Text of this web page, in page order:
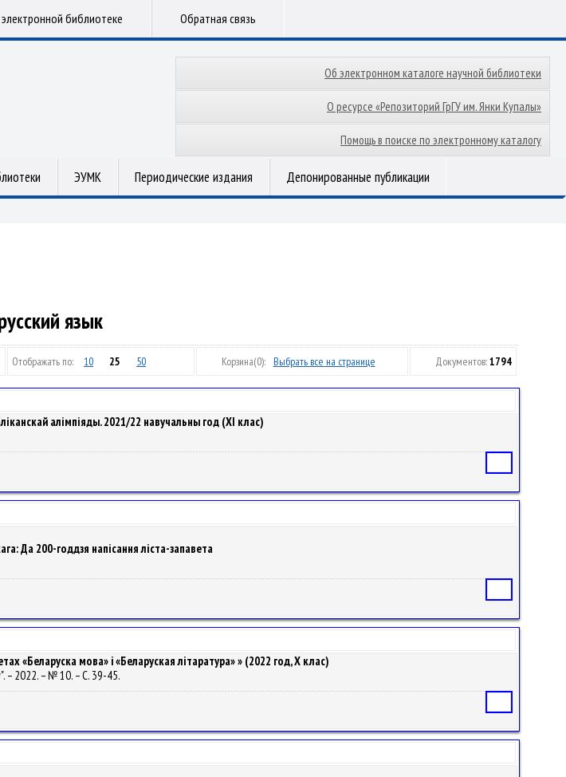
библиотеке Обратная связь
Об электронном каталоге научной библиотеки
О ресурсе «Репозиторий ГрГУ им. Янки Купалы»
Помощь в поиске по электронному каталогу
ЭУМК Периодические издания Депонированные публикации
язык
Отображать по: 10 25 50 Корзина(0): Выбрать все на странице Документов:1794
алімпіяды. 2021/22 навучальны год (ХI клас)
Да 200-годдзя напісання ліста-запавета
«Беларуска мова» i «Беларуская літаратура» » (2022 год, X клас)
– 2022. – № 10. – С. 39-45.